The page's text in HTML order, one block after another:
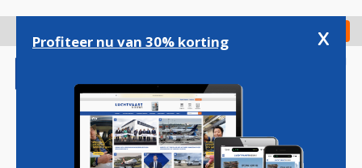
gaan
Check in
Profiteer nu van 30% korting x